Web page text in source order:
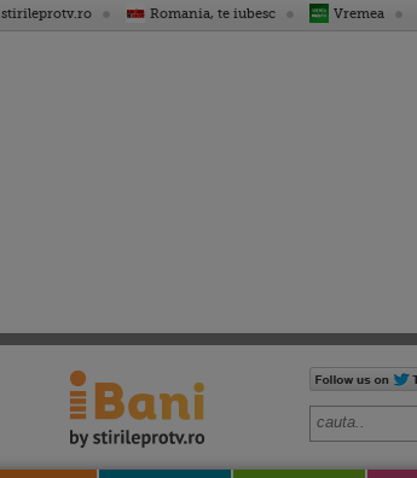
stirileprotv.ro Romania, te iubesc Vremea